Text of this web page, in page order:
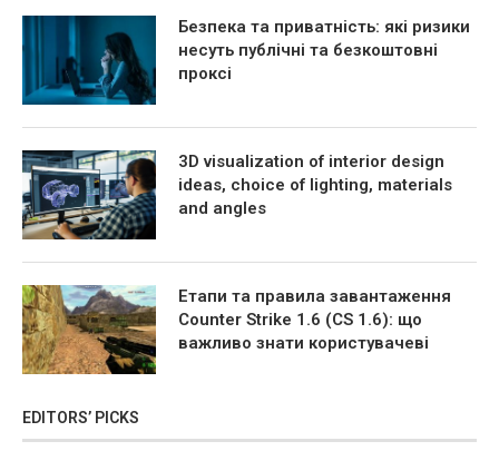
Безпека та приватність: які ризики
несуть публічні та безкоштовні
проксі
3D visualization of interior design
ideas, choice of lighting, materials
and angles
Етапи та правила завантаження
Counter Strike 1.6 (CS 1.6): що
важливо знати користувачеві
EDITORS’ PICKS